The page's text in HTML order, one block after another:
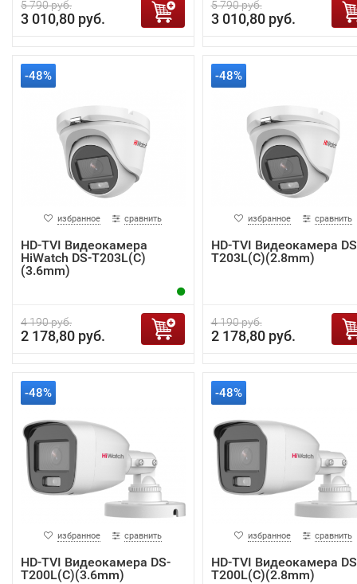
5 790 руб.
3 010,80 руб.
5 790 руб.
3 010,80 руб.
-48%
избранное сравнить
HD-TVI Видеокамера
HiWatch DS-T203L(C)
(3.6mm)
4 190 руб.
2 178,80 руб.
-48%
избранное сравнить
HD-TVI Видеокамера
T203L(C)(2.8mm)
4 190 руб.
2 178,80 руб.
-48%
избранное сравнить
HD-TVI Видеокамера DS-
T200L(C)(3.6mm)
-48%
избранное сравнить
HD-TVI Видеокамера
T200L(C)(2.8mm)